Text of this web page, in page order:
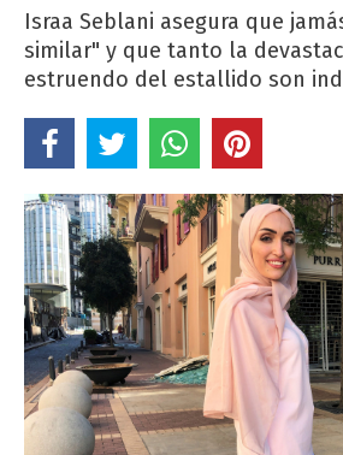
Israa Seblani asegura que
similar" y que tanto la
estruendo del estallido son